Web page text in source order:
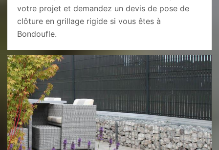
votre projet et demandez un devis de pose de
clôture en grillage rigide si vous êtes à
Bondoufle.